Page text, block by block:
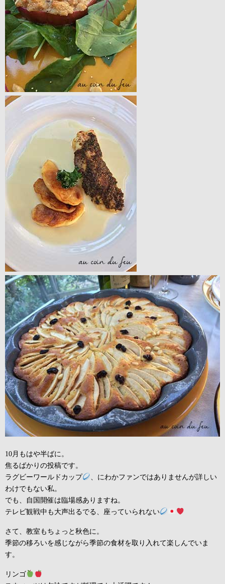
10月もはや半ばに。
焦るばかりの投稿です。
ラグビーワールドカップ
、にわかファンではありませんが詳しい
わけでもない私。
でも、自国開催は臨場感ありますね。
テレビ観戦中も大声出るでる、座っていられない
さて、教室もちょっと秋色に。
季節の移ろいを感じながら季節の食材を取り入れて楽しんでいま
す。
リンゴ